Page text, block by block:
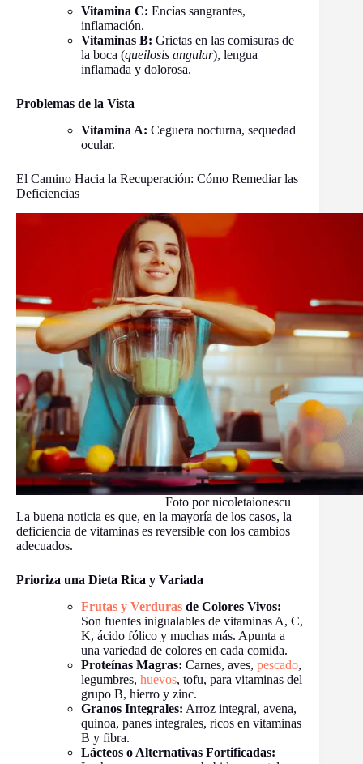
Vitamina C: Encías sangrantes,
inflamación.
Vitaminas B: Grietas en las comisuras de
la boca (queilosis angular), lengua
inflamada y dolorosa.
Problemas de la Vista
Vitamina A: Ceguera nocturna, sequedad
ocular.
El Camino Hacia la Recuperación: Cómo Remediar las
Deficiencias
Foto por nicoletaionescu
La buena noticia es que, en la mayoría de los casos, la
deficiencia de vitaminas es reversible con los cambios
adecuados.
Prioriza una Dieta Rica y Variada
Frutas y Verduras de Colores Vivos:
Son fuentes inigualables de vitaminas A, C,
K, ácido fólico y muchas más. Apunta a
una variedad de colores en cada comida.
Proteínas Magras: Carnes, aves, pescado,
legumbres, huevos, tofu, para vitaminas del
grupo B, hierro y zinc.
Granos Integrales: Arroz integral, avena,
quinoa, panes integrales, ricos en vitaminas
B y fibra.
Lácteos o Alternativas Fortificadas: